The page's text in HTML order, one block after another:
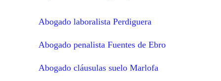
Abogado laboralista Perdiguera
Abogado penalista Fuentes de Ebro
Abogado cláusulas suelo Marlofa